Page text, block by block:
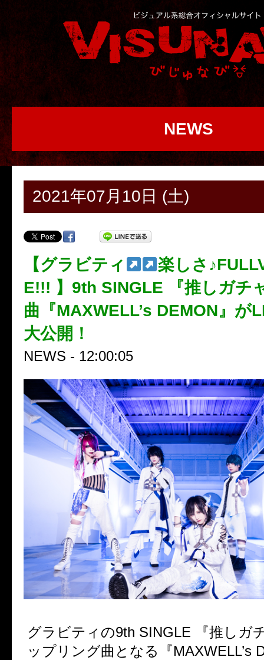
NEWS
2021年07月10日 (土)
【グラビティ
楽しさ
E!!! 】9th SINGLE 『推しガチ
曲『MAXWELL’s DEMON』が
大公開！
NEWS - 12:00:05
グラビティの9th SINGLE
『推しガ
ップリング曲となる『MAXWELL’s